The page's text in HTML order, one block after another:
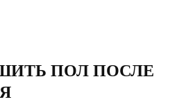
ПОЛ ПОСЛЕ